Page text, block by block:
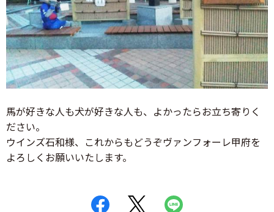
馬が好きな人も犬が好きな人も、よかったらお立ち寄りく
ださい。
ウインズ石和様、これからもどうぞヴァンフォーレ甲府を
よろしくお願いいたします。